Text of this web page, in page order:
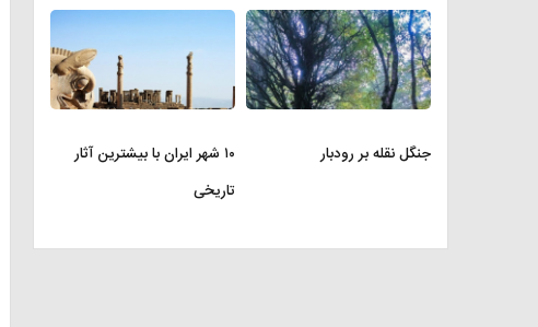
جنگل نقله بر رودبار
۱۰ شهر ایران با بیشترین آثار
تاریخی